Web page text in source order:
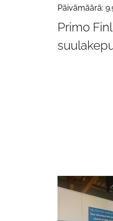
Päivämäärä:
Primo